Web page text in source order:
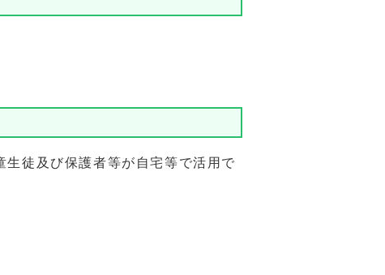
徒及び保護者等が自宅等で活用で